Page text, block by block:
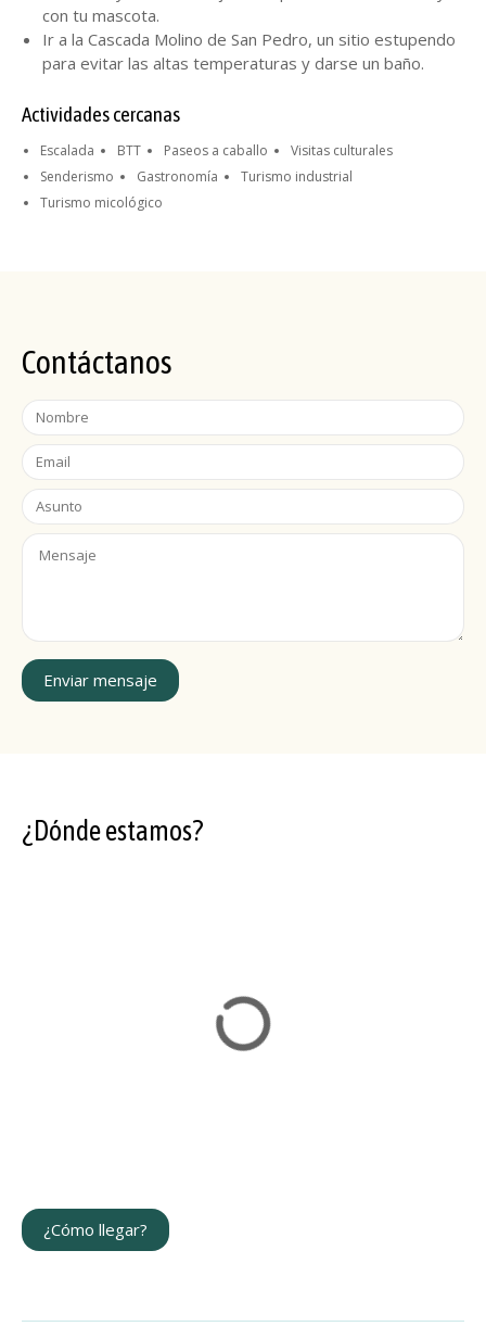
con tu mascota.
Ir a la Cascada Molino de San Pedro, un sitio estupendo
para evitar las altas temperaturas y darse un baño.
Actividades cercanas
Escalada BTT Paseos a caballo
Visitas culturales
Senderismo
Gastronomía
Turismo industrial
Turismo micológico
Contáctanos
Enviar mensaje
¿Dónde estamos?
¿Cómo llegar?